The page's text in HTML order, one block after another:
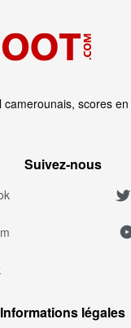
scores
Suivez‑nous
Informations légales